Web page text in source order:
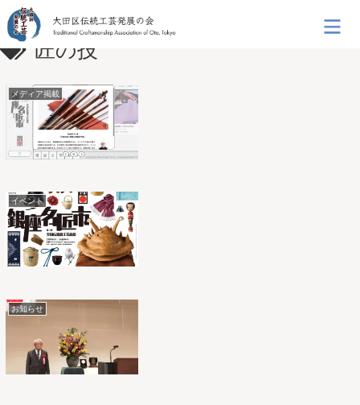
匠の技
メディア掲載
イベント
お知らせ